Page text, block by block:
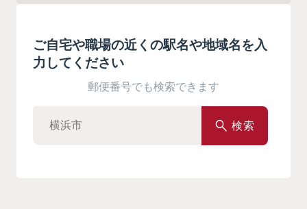
ご自宅や職場の近くの駅名や地域名を入
力してください
郵便番号でも検索できます
検索